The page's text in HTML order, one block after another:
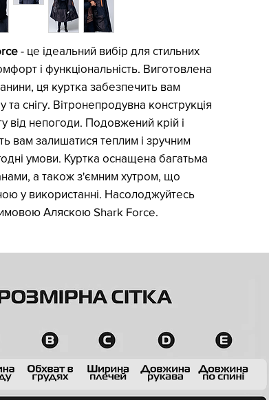
- це ідеальний вибір для стильних
і функціональність. Виготовлена
ця куртка забезпечить вам
та снігу. Вітронепродувна конструкція
від непогоди. Подовжений крій і
вам залишатися теплим і зручним
умови. Куртка оснащена багатьма
а також з'ємним хутром, що
у використанні. Насолоджуйтесь
Аляскою Shark Force.